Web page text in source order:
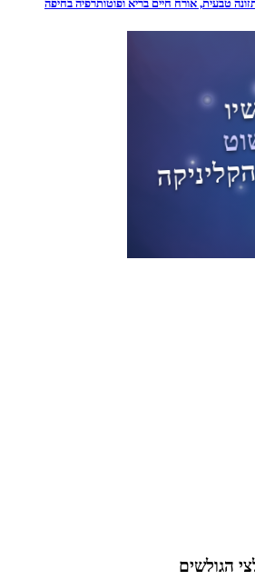
טבעית, אורח חיים בריא ופוטותרפיה בחיפה
הגולשים